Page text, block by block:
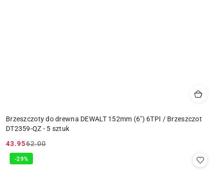
Brzeszczoty do drewna DEWALT 152mm (6") 6TPI / Brzeszczot
DT2359-QZ - 5 sztuk
Cena
promocyjna:
43.95
Cena
przed
62.00
-29%